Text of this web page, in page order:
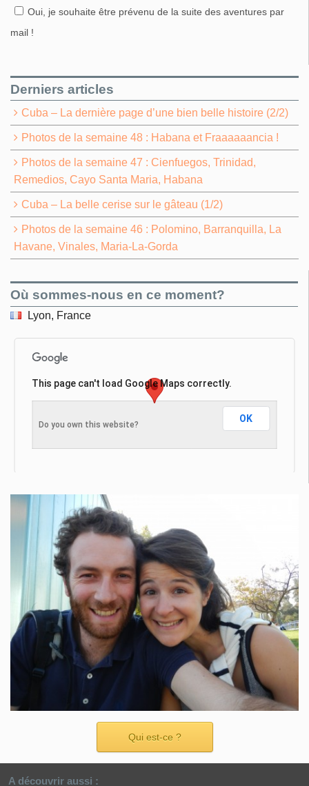
Oui, je souhaite être prévenu de la suite des aventures par
mail !
Derniers articles
Cuba – La dernière page d’une bien belle histoire (2/2)
Photos de la semaine 48 : Habana et Fraaaaaancia !
Photos de la semaine 47 : Cienfuegos, Trinidad,
Remedios, Cayo Santa Maria, Habana
Cuba – La belle cerise sur le gâteau (1/2)
Photos de la semaine 46 : Polomino, Barranquilla, La
Havane, Vinales, Maria-La-Gorda
Où sommes-nous en ce moment?
Lyon, France
This page can't load Google Maps correctly.
Do you own this website?
OK
Qui est-ce ?
A découvrir aussi :